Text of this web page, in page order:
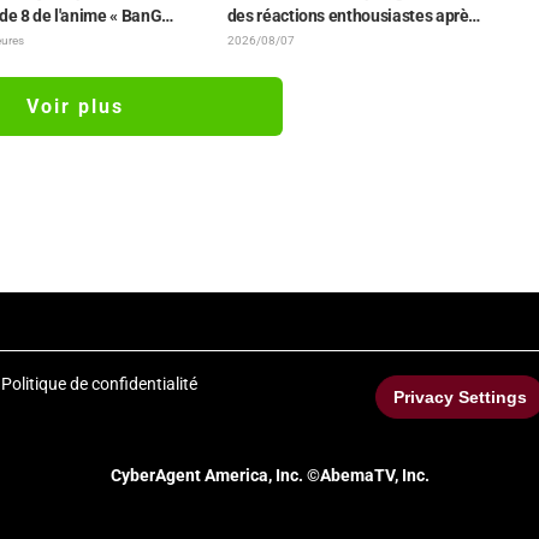
8 de l'anime « BanG
» dévoile son
des réactions enthousiastes après
la révélation du visuel de
2026/08/07
Voir plus
Politique de confidentialité
Privacy Settings
CyberAgent America, Inc. ©AbemaTV, Inc.